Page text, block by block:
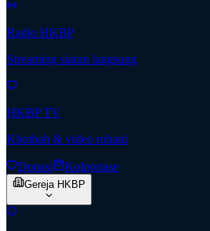
Radio HKBP
Streaming siaran langsung
HKBP TV
Khotbah & video rohani
Donasi Kolportase
Gereja HKBP